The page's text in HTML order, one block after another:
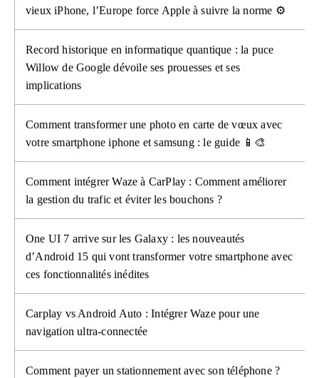
vieux iPhone, l’Europe force Apple à suivre la norme ⚙️
Record historique en informatique quantique : la puce
Willow de Google dévoile ses prouesses et ses
implications
Comment transformer une photo en carte de vœux avec
votre smartphone iphone et samsung : le guide 📱🎨
Comment intégrer Waze à CarPlay : Comment améliorer
la gestion du trafic et éviter les bouchons ?
One UI 7 arrive sur les Galaxy : les nouveautés
d’Android 15 qui vont transformer votre smartphone avec
ces fonctionnalités inédites
Carplay vs Android Auto : Intégrer Waze pour une
navigation ultra-connectée
Comment payer un stationnement avec son téléphone ?